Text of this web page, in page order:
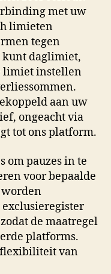
met uw
limieten
tegen
kunt daglimiet,
limiet instellen
aan uw
ongeacht via
tot ons platform.
om pauzes in te
voor bepaalde
de maatregel
platforms.
flexibiliteit van